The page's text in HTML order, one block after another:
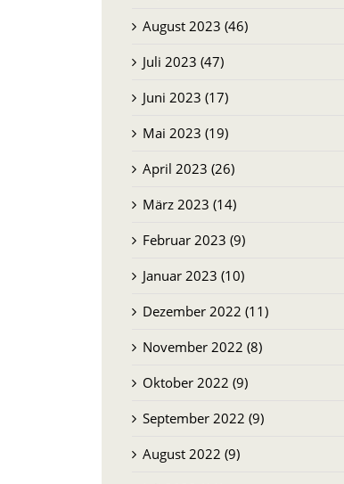
August 2023 (46)
Juli 2023 (47)
Juni 2023 (17)
Mai 2023 (19)
April 2023 (26)
März 2023 (14)
Februar 2023 (9)
Januar 2023 (10)
Dezember 2022 (11)
November 2022 (8)
Oktober 2022 (9)
September 2022 (9)
August 2022 (9)